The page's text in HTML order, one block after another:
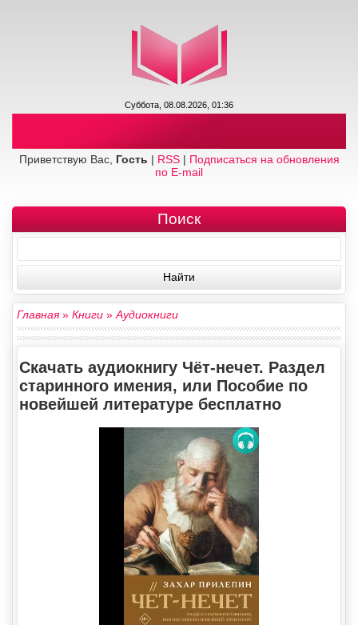
Суббота, 08.08.2026, 01:36
Приветствую Вас, Гость | RSS| Подписаться на обновления
по E-mail
Поиск
Главная» Книги »Аудиокниги
Скачать аудиокнигу Чёт-нечет. Раздел
старинного имения, или Пособие по
новейшей литературе бесплатно